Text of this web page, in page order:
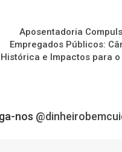
Aposentadoria
Empregados Públicos:
Histórica e Impactos para
nos